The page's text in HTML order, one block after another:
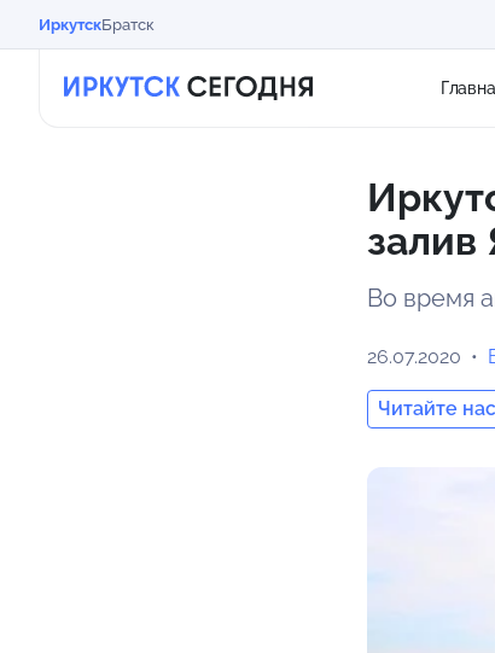
ИркутскБратск
залив
Во время
26.07.2020
Читайте